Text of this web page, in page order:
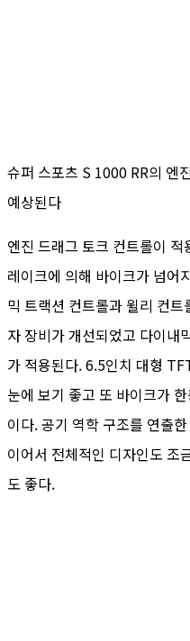
슈퍼 스포츠 S 1000 RR의 엔
예상된다
엔진 드래그 토크 컨트롤이
레이크에 의해 바이크가 넘어
믹 트랙션 컨트롤과 윌리 컨
자 장비가 개선되었고 다이내
가 적용된다. 6.5인치 대형
눈에 보기 좋고 또 바이크가
이다. 공기 역학 구조를 연출
이어서 전체적인 디자인도 조
도 좋다.